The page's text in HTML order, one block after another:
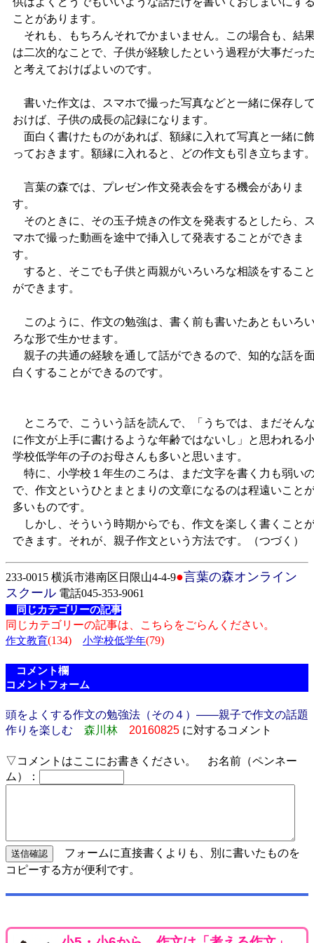
ことがあります。
それも、もちろんそれでかまいません。この場合も、結
は二次的なことで、子供が経験したという過程が大事だっ
と考えておけばよいのです。
書いた作文は、スマホで撮った写真などと一緒に保存し
おけば、子供の成長の記録になります。
面白く書けたものがあれば、額縁に入れて写真と一緒に
っておきます。額縁に入れると、どの作文も引き立ちます
言葉の森では、プレゼン作文発表会をする機会がありま
す。
そのときに、その玉子焼きの作文を発表するとしたら、
マホで撮った動画を途中で挿入して発表することができま
す。
すると、そこでも子供と両親がいろいろな相談をするこ
ができます。
このように、作文の勉強は、書く前も書いたあともいろ
ろな形で生かせます。
親子の共通の経験を通して話ができるので、知的な話を
白くすることができるのです。
ところで、こういう話を読んで、「うちでは、まだそん
に作文が上手に書けるような年齢ではないし」と思われる
学校低学年の子のお母さんも多いと思います。
特に、小学校１年生のころは、まだ文字を書く力も弱い
で、作文というひとまとまりの文章になるのは程遠いこと
多いものです。
しかし、そういう時期からでも、作文を楽しく書くこと
できます。それが、親子作文という方法です。（つづく）
233-0015 横浜市港南区日限山4-4-9●言葉の森オンライン
スクール 電話045-353-9061
同じカテゴリーの記事
同じカテゴリーの記事は、こちらをごらんください。
作文教育(134) 小学校低学年(79)
コメント欄
コメントフォーム
頭をよくする作文の勉強法（その４）――親子で作文の話題
作りを楽しむ
森川林 20160825 に対するコメント
▽コメントはここにお書きください。 お名前（ペンネー
ム）：
フォームに直接書くよりも、別に書いたものを
コピーする方が便利です。